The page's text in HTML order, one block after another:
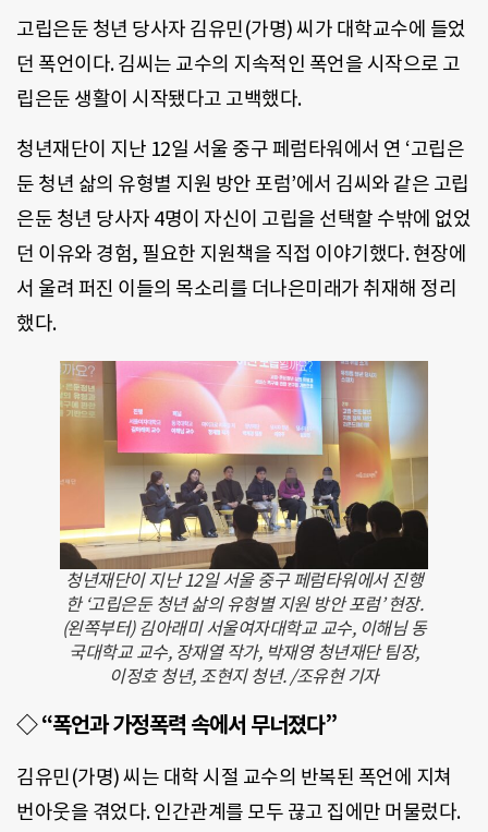
고립은둔 청년 당사자 김유민(가명) 씨가 대학교수에 들었
던 폭언이다. 김씨는 교수의 지속적인 폭언을 시작으로 고
립은둔 생활이 시작됐다고 고백했다.
청년재단이 지난 12일 서울 중구 페럼타워에서 연 ‘고립은
둔 청년 삶의 유형별 지원 방안 포럼’에서 김씨와 같은 고립
은둔 청년 당사자 4명이 자신이 고립을 선택할 수밖에 없었
던 이유와 경험, 필요한 지원책을 직접 이야기했다. 현장에
서 울려 퍼진 이들의 목소리를 더나은미래가 취재해 정리
했다.
청년재단이 지난 12일 서울 중구 페럼타워에서 진행
한 ‘고립은둔 청년 삶의 유형별 지원 방안 포럼’ 현장.
(왼쪽부터) 김아래미 서울여자대학교 교수, 이해님 동
국대학교 교수, 장재열 작가, 박재영 청년재단 팀장,
이정호 청년, 조현지 청년. /조유현 기자
◇ “폭언과 가정폭력 속에서 무너졌다”
김유민(가명) 씨는 대학 시절 교수의 반복된 폭언에 지쳐
번아웃을 겪었다. 인간관계를 모두 끊고 집에만 머물렀다.